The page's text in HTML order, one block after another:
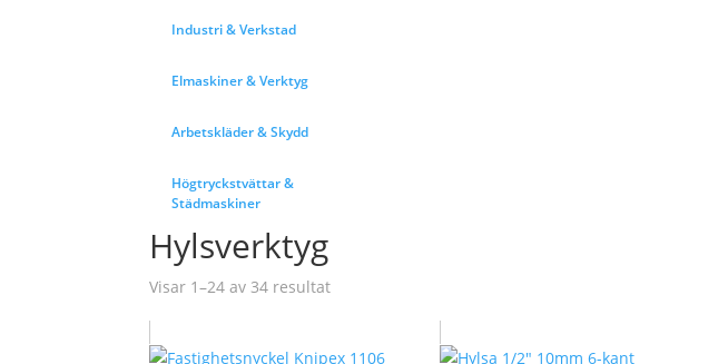
Industri & Verkstad
Elmaskiner & Verktyg
Arbetskläder & Skydd
Högtryckstvättar &
Städmaskiner
Hylsverktyg
Visar 1–24 av 34 resultat